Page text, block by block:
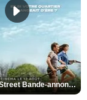
La fin d’Oak Street Bande-annonce VO STFR